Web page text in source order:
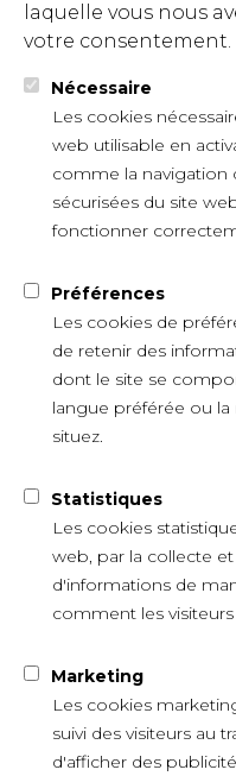
laquelle vous nous
votre consentement.
Nécessaire
Les cookies
web utilisable en
comme la navigation
sécurisées du site
fonctionner
Préférences
Les cookies de
de retenir des
dont le site se
langue préférée ou
situez.
Statistiques
Les cookies
web, par la collecte
d'informations de
comment les
Marketing
Les cookies
suivi des visiteurs au
d'afficher des